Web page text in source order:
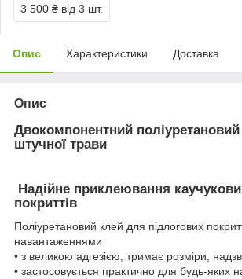
3 500 ₴ від 3 шт.
Опис Характеристики Доставка
Опис
Двокомпонентний
штучної трави
Надійне приклеювання
покриттів
Поліуретановий клей для підлогових
навантаженнями
• з великою адгезією, тримає розміри,
• застосовується практично для будь-яких